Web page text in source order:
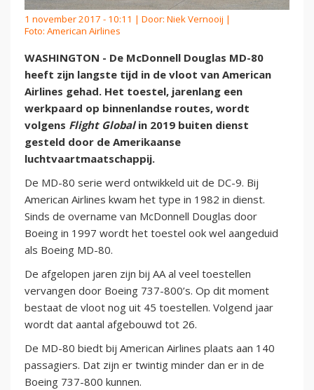
1 november 2017 - 10:11 | Door: Niek Vernooij |
Foto: American Airlines
WASHINGTON - De McDonnell Douglas MD-80
heeft zijn langste tijd in de vloot van American
Airlines gehad. Het toestel, jarenlang een
werkpaard op binnenlandse routes, wordt
volgens Flight Globalin 2019 buiten dienst
gesteld door de Amerikaanse
luchtvaartmaatschappij.
De MD-80 serie werd ontwikkeld uit de DC-9. Bij
American Airlines kwam het type in 1982 in dienst.
Sinds de overname van McDonnell Douglas door
Boeing in 1997 wordt het toestel ook wel aangeduid
als Boeing MD-80.
De afgelopen jaren zijn bij AA al veel toestellen
vervangen door Boeing 737-800’s. Op dit moment
bestaat de vloot nog uit 45 toestellen. Volgend jaar
wordt dat aantal afgebouwd tot 26.
De MD-80 biedt bij American Airlines plaats aan 140
passagiers. Dat zijn er twintig minder dan er in de
Boeing 737-800 kunnen.